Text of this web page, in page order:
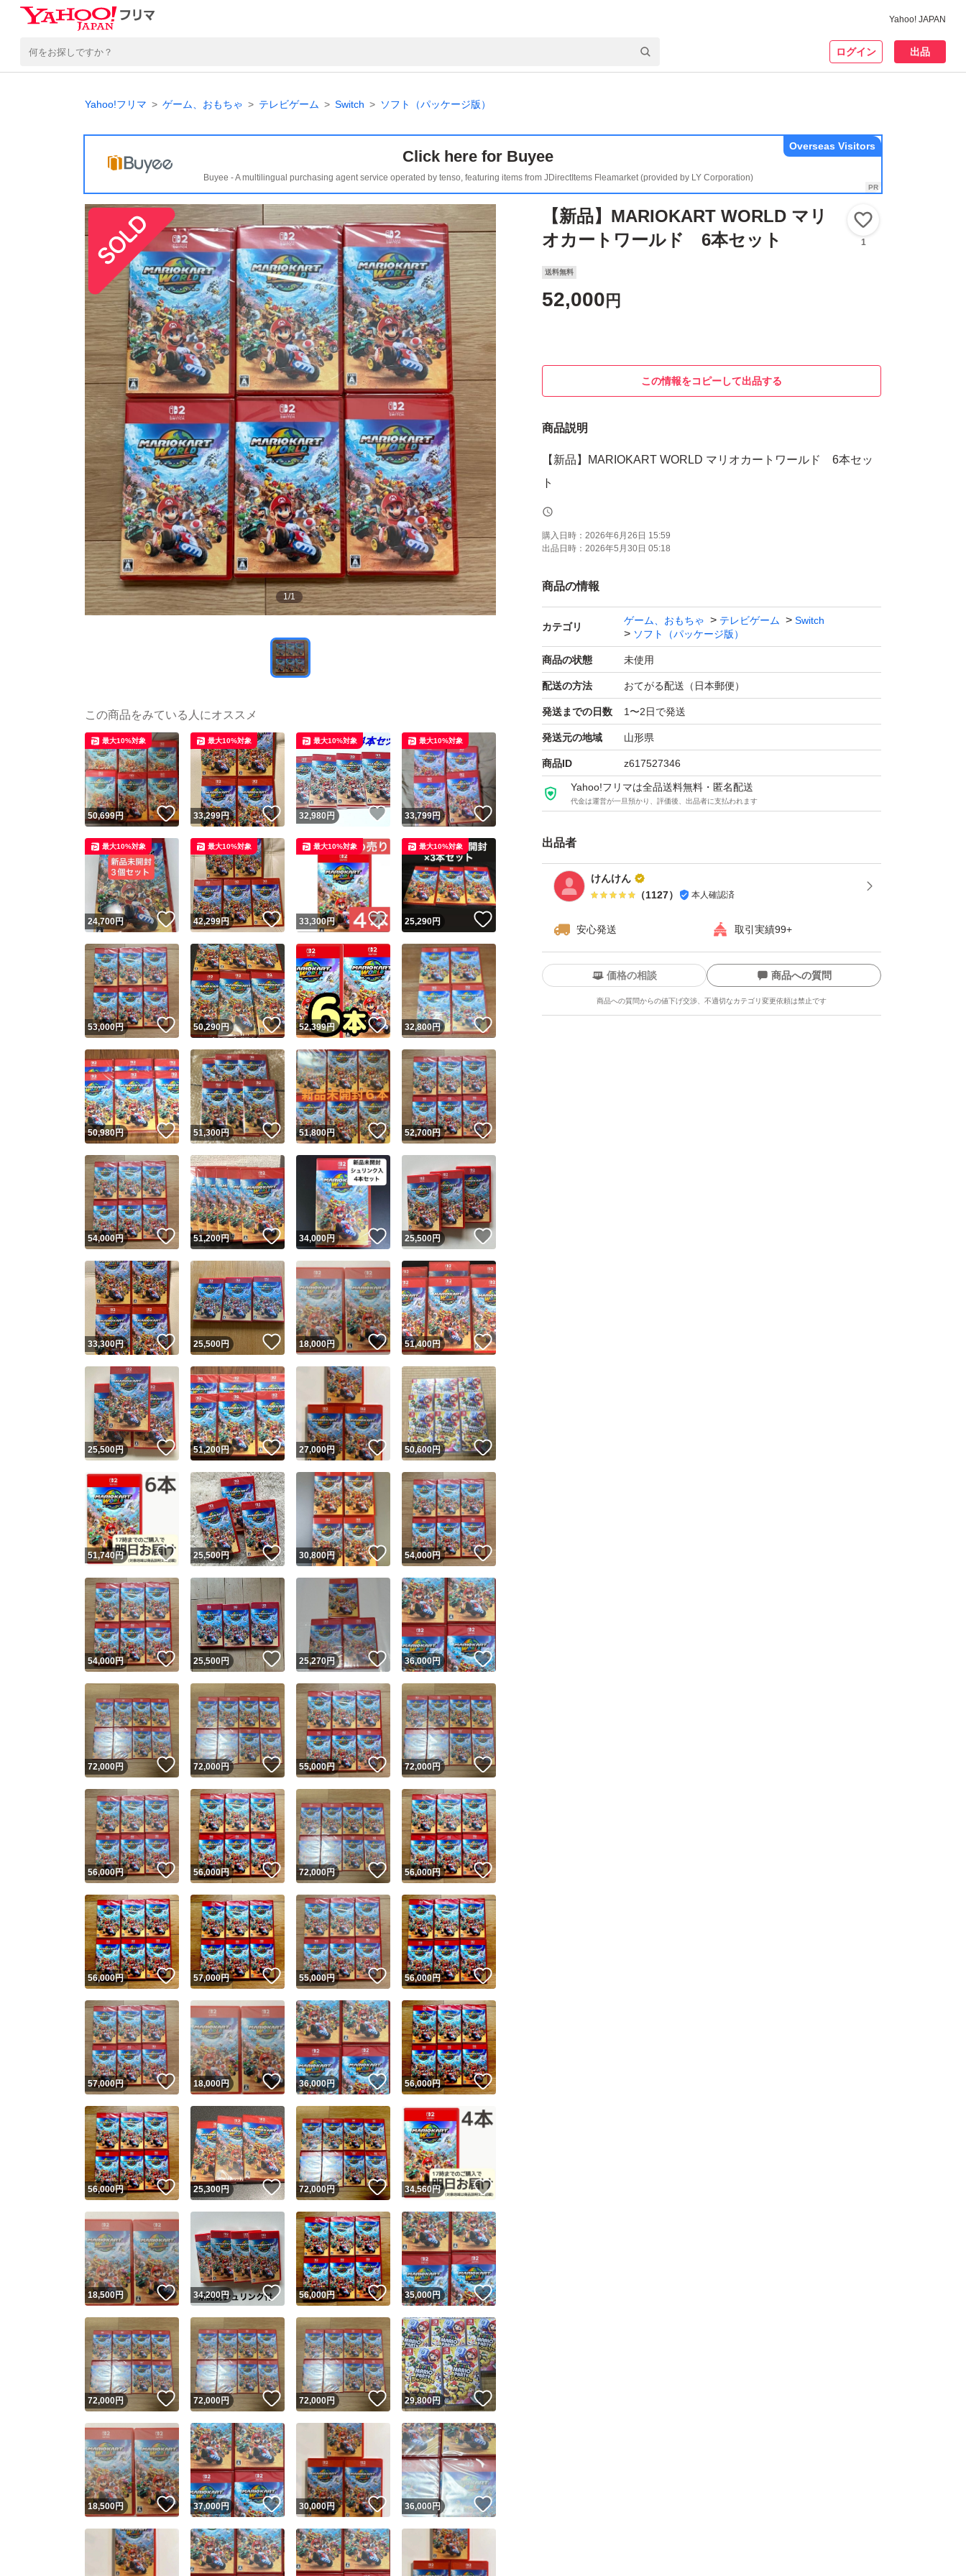
Yahoo! JAPAN
ログイン 出品
Yahoo!フリマ ゲーム、おもちゃ テレビゲーム Switch ソフト（パッケージ版）
Click here for Buyee
Buyee - A multilingual purchasing agent service operated by tenso, featuring items from JDirectItems Fleamarket (provided by LY Corporation)
Overseas Visitors
1/1
【新品】MARIOKART WORLD マリ
オカートワールド 6本セット
1
送料無料
52,000 円
この情報をコピーして出品する
商品説明
【新品】MARIOKART WORLD マリオカートワールド 6本セッ
ト
購入日時： 2026年6月26日 15:59
出品日時： 2026年5月30日 05:18
商品の情報
カテゴリ
ゲーム、おもちゃ テレビゲーム
Switch
ソフト（パッケージ版）
商品の状態 未使用
配送の方法 おてがる配送（日本郵便）
発送までの日数 1〜2日で発送
発送元の地域 山形県
商品ID z617527346
Yahoo!フリマは全品送料無料・匿名配送
代金は運営が一旦預かり、評価後、出品者に支払われます
出品者
けんけん
（1127） 本人確認済
安心発送 取引実績99+
ユーザーの実績について
Yahoo!フリマが定めた一定の基準を満たしたユーザーにバッジを付与しています
安心取引出品者
安心取引出品者 Yahoo!フリマの基準をクリアした安心・安全なユーザーです
取引実績
取引実績◯+ このユーザーはYahoo!フリマの取引を完了させた実績があります
他フリマ実績◯+ このユーザーは他フリマサービスでの取引実績があります
スピード&安心発送
※このバッジは実績に基づく表示であり、発送を保証しているものではありません
スピード＆安心発送
このユーザーは高頻度で24時間以内＆設定した発送日数内に発送してい
ます
スピード発送 このユーザーは高頻度で24時間以内に発送しています
安心発送 このユーザーは設定した発送日数内に発送しています
価格の相談 商品への質問
商品への質問からの値下げ交渉、不適切なカテゴリ変更依頼は禁止です
この商品の情報をコピーします
商品画像の無断転載は禁止されています
コピーは1商品につき1回です
出品ページへ
キャンセル
この商品をみている人にオススメ
50,699円 いいね！
最大10%対象
33,299円 いいね！
最大10%対象
32,980 円 いいね！
最大10%対象
33,799円
最大10%対象
24,700円 いいね！
最大10%対象
42,299円 いいね！
最大10%対象
33,300円 いいね！
最大10%対象
25,290円
最大10%対象
53,000円 いいね！
50,290円 いいね！
52,399円 いいね！
32,800円
50,980円 いいね！
51,300円 いいね！
51,800円 いいね！
52,700円 いいね！
54,000円 いいね！
51,200円 いいね！
34,000円 いいね！
25,500円
33,300円 いいね！
25,500円 いいね！
18,000円 いいね！
51,400円 いいね！
25,500円 いいね！
51,200円 いいね！
27,000円 いいね！
50,600円
51,740円 いいね！
25,500円 いいね！
30,800円 いいね！
54,000円 いいね！
54,000円 いいね！
25,500円 いいね！
25,270円 いいね！
36,000円 いいね！
72,000円 いいね！
72,000円 いいね！
55,000円 いいね！
72,000円 いいね！
56,000円 いいね！
56,000円 いいね！
72,000円 いいね！
56,000円 いいね！
56,000円 いいね！
57,000円 いいね！
55,000円 いいね！
56,000円 いいね！
57,000円 いいね！
18,000円 いいね！
36,000円 いいね！
56,000円 いいね！
56,000円 いいね！
25,300円 いいね！
72,000円 いいね！
34,560円
18,500円 いいね！
34,200円 いいね！
56,000円 いいね！
35,000円 いいね！
72,000円 いいね！
72,000円 いいね！
72,000円 いいね！
29,800円 いいね！
18,500円 いいね！
37,000円 いいね！
30,000円 いいね！
36,000円 いいね！